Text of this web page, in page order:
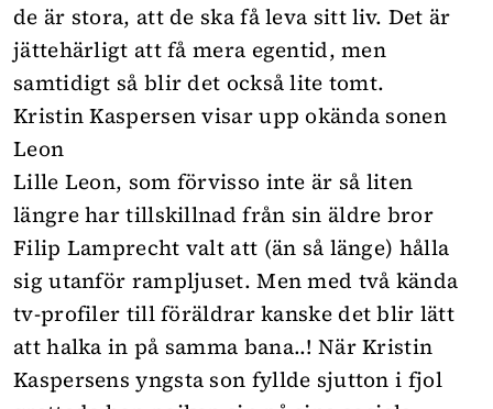
de är stora, att de ska få leva sitt liv. Det är
jättehärligt att få mera egentid, men
samtidigt så blir det också lite tomt.
Kristin Kaspersen visar upp okända sonen
Leon
Lille Leon, som förvisso inte är så liten
längre har tillskillnad från sin äldre bror
Filip Lamprecht valt att (än så länge) hålla
sig utanför rampljuset. Men med två kända
tv-profiler till föräldrar kanske det blir lätt
att halka in på samma bana..! När Kristin
Kaspersens yngsta son fyllde sjutton i fjol